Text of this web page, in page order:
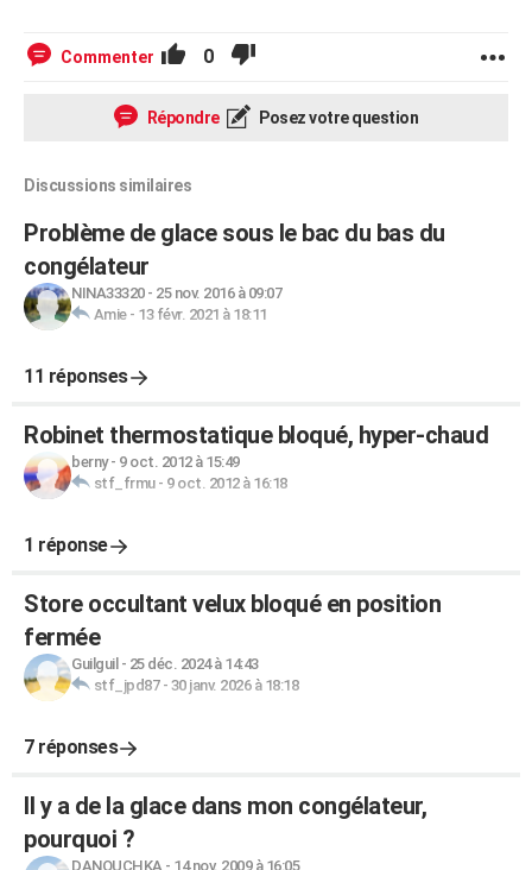
Commenter 0
Répondre Posez votre question
Discussions similaires
Problème de glace sous le bac du bas du
congélateur
NINA33320- 25 nov. 2016 à 09:07
Amie- 13 févr. 2021 à 18:11
11 réponses
Robinet thermostatique bloqué, hyper-chaud
berny- 9 oct. 2012 à 15:49
stf_frmu- 9 oct. 2012 à 16:18
1 réponse
Store occultant velux bloqué en position
fermée
Guilguil - 25 déc. 2024 à 14:43
stf_jpd87- 30 janv. 2026 à 18:18
7 réponses
Il y a de la glace dans mon congélateur,
pourquoi ?
DANOUCHKA- 14 nov. 2009 à 16:05